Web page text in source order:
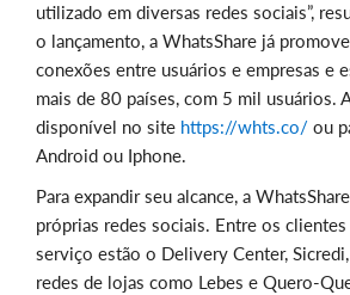
utilizado em diversas redes sociais”,
o lançamento, a WhatsShare já
conexões entre usuários e empresas e
mais de 80 países, com 5 mil usuários.
disponível no site https://whts.co/ ou
Android ou Iphone.
Para expandir seu alcance, a
próprias redes sociais. Entre os clientes
serviço estão o Delivery Center,
redes de lojas como Lebes e Quero-